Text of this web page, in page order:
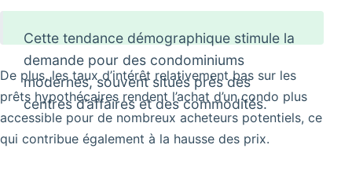
Cette tendance démographique stimule la
demande pour des condominiums
modernes, souvent situés près des
centres d’affaires et des commodités.
De plus, les taux d’intérêt relativement bas sur les
prêts hypothécaires rendent l’achat d’un condo plus
accessible pour de nombreux acheteurs potentiels, ce
qui contribue également à la hausse des prix.